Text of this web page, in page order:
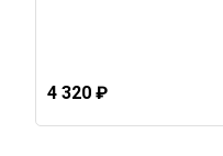
4 320 ₽